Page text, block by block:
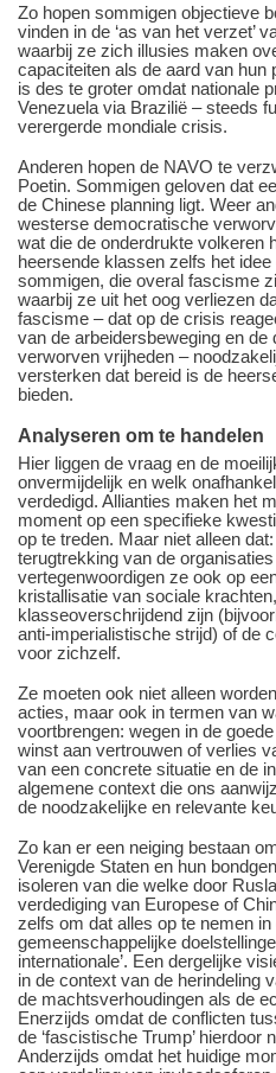
Zo hopen sommigen objectieve
vinden in de ‘as van het verzet’
waarbij ze zich illusies maken
capaciteiten als de aard van hun
is des te groter omdat nationale
Venezuela via Brazilië – steeds
verergerde mondiale crisis.
Anderen hopen de NAVO te
Poetin. Sommigen geloven dat
de Chinese planning ligt. Weer
westerse democratische
wat die de onderdrukte volkeren
heersende klassen zelfs het
sommigen, die overal fascisme
waarbij ze uit het oog verliezen
fascisme – dat op de crisis
van de arbeidersbeweging en de
verworven vrijheden –
versterken dat bereid is de
bieden.
Analyseren om te handelen
Hier liggen de vraag en de
onvermijdelijk en welk
verdedigd. Allianties maken het
moment op een specifieke
op te treden. Maar niet alleen
terugtrekking van de
vertegenwoordigen ze ook op
kristallisatie van sociale
klasseoverschrijdend zijn
anti-imperialistische strijd) of de
voor zichzelf.
Ze moeten ook niet alleen
acties, maar ook in termen van
voortbrengen: wegen in de
winst aan vertrouwen of verlies
van een concrete situatie en de
algemene context die ons
de noodzakelijke en relevante
Zo kan er een neiging bestaan
Verenigde Staten en hun
isoleren van die welke door
verdediging van Europese of
zelfs om dat alles op te nemen
gemeenschappelijke
internationale’. Een dergelijke
in de context van de herindeling
de machtsverhoudingen als de
Enerzijds omdat de conflicten
de ‘fascistische Trump’ hierdoor
Anderzijds omdat het huidige